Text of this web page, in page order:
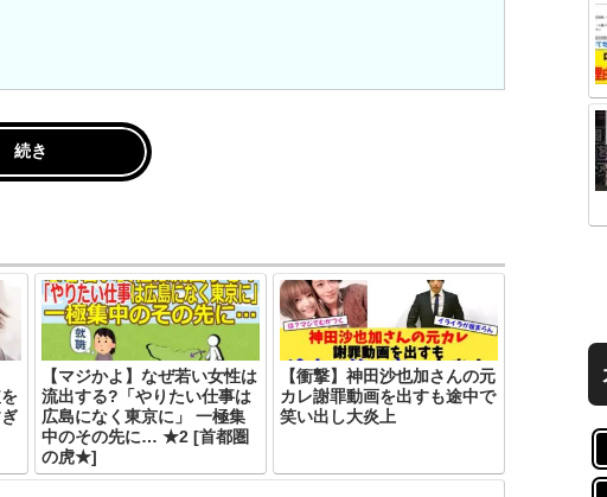
続き
【マジかよ】なぜ若い女性は
流出する?「やりたい仕事は
広島になく東京に」 一極集
中のその先に… ★2 [首都圏
の虎★]
【衝撃】神田沙也加さんの元
カレ謝罪動画を出すも途中で
笑い出し大炎上